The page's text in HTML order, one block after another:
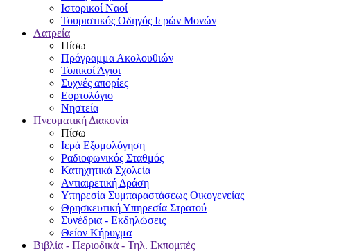
Ιστορικοί Ναοί
Τουριστικός Οδηγός Ιερών Μονών
Λατρεία
Πίσω
Πρόγραμμα Ακολουθιών
Τοπικοί Άγιοι
Συχνές απορίες
Εορτολόγιο
Νηστεία
Πνευματική Διακονία
Πίσω
Ιερά Εξομολόγηση
Ραδιοφωνικός Σταθμός
Κατηχητικά Σχολεία
Αντιαιρετική Δράση
Υπηρεσία Συμπαραστάσεως Οικογενείας
Θρησκευτική Υπηρεσία Στρατού
Συνέδρια - Εκδηλώσεις
Θείον Κήρυγμα
Βιβλία - Περιοδικά - Τηλ. Εκπομπές